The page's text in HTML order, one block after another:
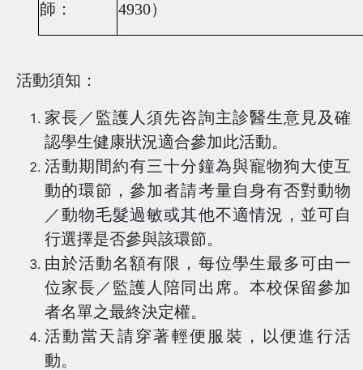
師：
4930）
活動須知：
家長／監護人須先咨詢主診醫生意見及確
認學生健康狀況適合參加此活動。
活動期間約有三十分鐘為與寵物狗大使互
動的環節 ，參加者請考量自身有否對動物
／動物毛髮過敏或其他不適情況，並可自
行選擇是否參與該環節。
由於活動名額有限，每位學生最多可由一
位家長／監護人陪同出席。本校保留參加
者名單之最終決定權。
活動當天請穿著輕便服裝，以便進行活
動。